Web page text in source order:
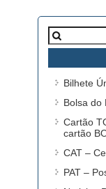
Pesquisar
por:
Bilhete
Bolsa do
Cartão
cartão
CAT –
PAT –